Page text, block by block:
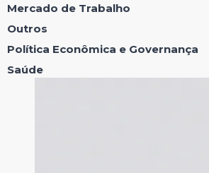
Mercado de Trabalho
Outros
Política Econômica e Governança
Saúde